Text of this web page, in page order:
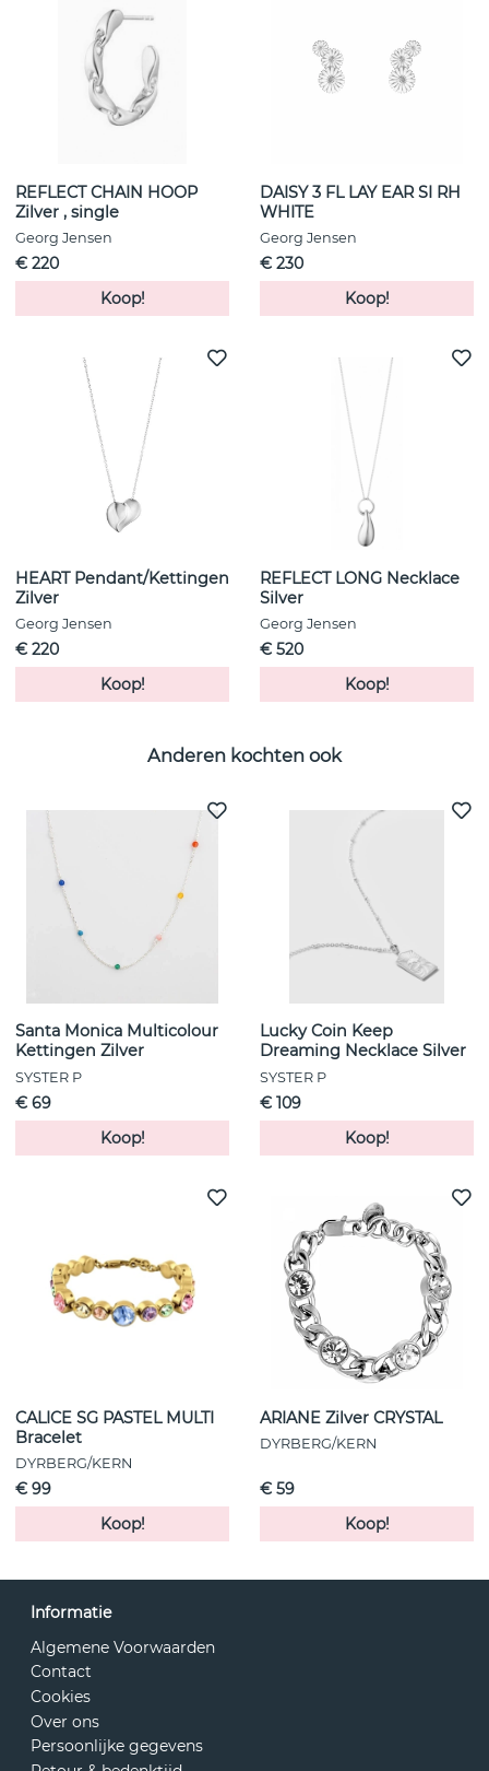
REFLECT CHAIN HOOP
Zilver , single
Georg Jensen
€ 220
Koop!
DAISY 3 FL LAY EAR SI RH
WHITE
Georg Jensen
€ 230
Koop!
HEART Pendant/Kettingen
Zilver
Georg Jensen
€ 220
Koop!
REFLECT LONG Necklace
Silver
Georg Jensen
€ 520
Koop!
Anderen kochten ook
Santa Monica Multicolour
Kettingen Zilver
SYSTER P
€ 69
Koop!
Lucky Coin Keep
Dreaming Necklace Silver
SYSTER P
€ 109
Koop!
CALICE SG PASTEL MULTI
Bracelet
DYRBERG/KERN
€ 99
Koop!
ARIANE Zilver CRYSTAL
DYRBERG/KERN
€ 59
Koop!
Informatie
Algemene Voorwaarden
Contact
Cookies
Over ons
Persoonlijke gegevens